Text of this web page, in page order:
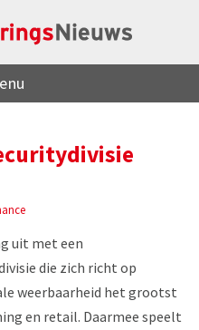
uit met een
die zich richt op
weerbaarheid het grootst
en retail. Daarmee speelt